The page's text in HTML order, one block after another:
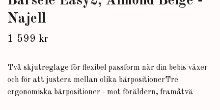
Najell
1 599 kr
Två skjutreglage för flexibel passform när din bebis växer
och för att justera mellan olika bärpositionerTre
ergonomiska bärpositioner - mot föräldern, framåtvä